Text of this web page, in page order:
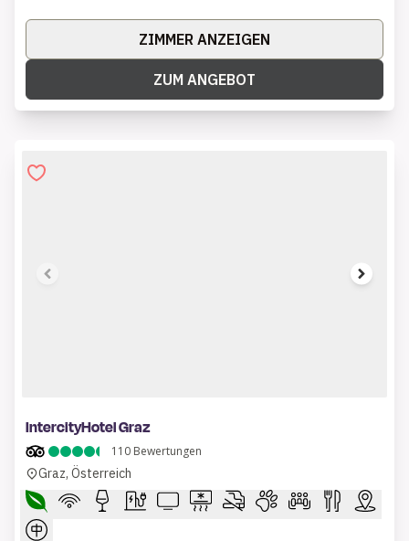
ZIMMER ANZEIGEN
ZUM ANGEBOT
IntercityHotel Graz
110 Bewertungen
Graz, Österreich